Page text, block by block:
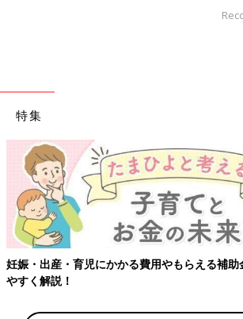
特集
【ワクチン接種できるものも】妊婦の感染症